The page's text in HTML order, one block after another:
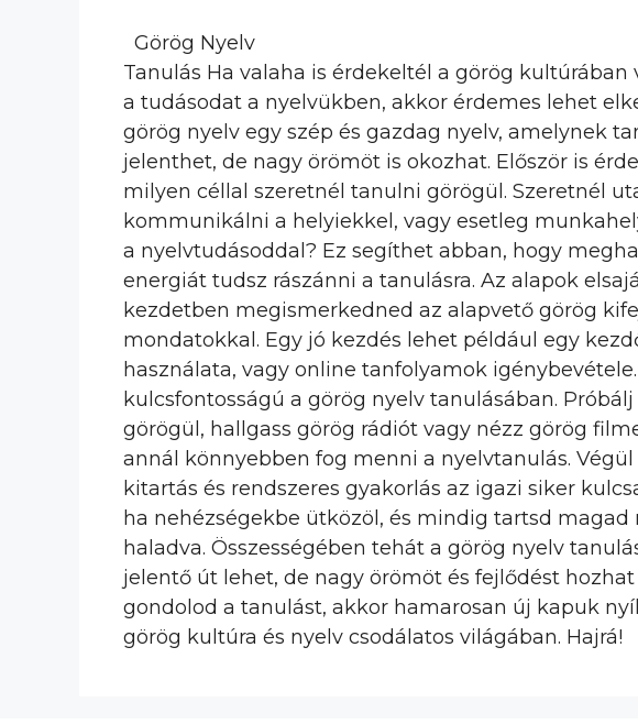
Görög Nyelv
Tanulás Ha valaha is érdekeltél a görög
a tudásodat a nyelvükben, akkor érdemes lehet
görög nyelv egy szép és gazdag nyelv, amelynek
jelenthet, de nagy örömöt is okozhat. Először is
milyen céllal szeretnél tanulni görögül. Szeretnél
kommunikálni a helyiekkel, vagy esetleg
a nyelvtudásoddal? Ez segíthet abban, hogy
energiát tudsz rászánni a tanulásra. Az alapok
kezdetben megismerkedned az alapvető görög
mondatokkal. Egy jó kezdés lehet például egy
használata, vagy online tanfolyamok
kulcsfontosságú a görög nyelv tanulásában.
görögül, hallgass görög rádiót vagy nézz görög
annál könnyebben fog menni a nyelvtanulás.
kitartás és rendszeres gyakorlás az igazi siker
ha nehézségekbe ütközöl, és mindig tartsd
haladva. Összességében tehát a görög nyelv
jelentő út lehet, de nagy örömöt és fejlődést
gondolod a tanulást, akkor hamarosan új kapuk
görög kultúra és nyelv csodálatos világában. Hajrá!